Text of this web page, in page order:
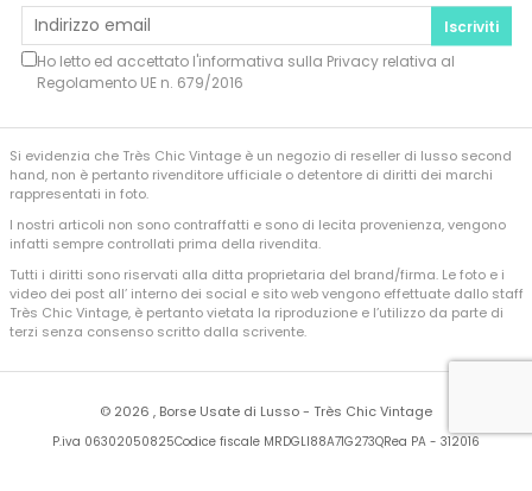
Iscriviti
Ho letto ed accettato l'informativa sulla Privacyrelativa al
Regolamento UE n. 679/2016
Si evidenzia che Très Chic Vintage è un negozio di reseller di lusso second
hand, non è pertanto rivenditore ufficiale o detentore di diritti dei marchi
rappresentati in foto.
I nostri articoli non sono contraffatti e sono di lecita provenienza, vengono
infatti sempre controllati prima della rivendita.
Tutti i diritti sono riservati alla ditta proprietaria del brand/firma. Le foto e i
video dei post all’ interno dei social e sito web vengono effettuate dallo staff
Très Chic Vintage, è pertanto vietata la riproduzione e l’utilizzo da parte di
terzi senza consenso scritto dalla scrivente.
© 2026 , Borse Usate di Lusso - Très Chic Vintage
P.iva 06302050825Codice fiscale MRDGLI88A71G273QRea PA - 312016